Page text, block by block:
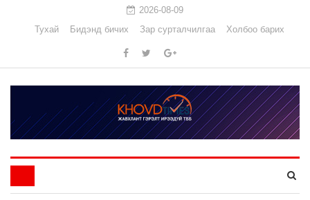
2026-08-09
Тухай
Бидэнд бичих Зар сурталчилгаа Холбоо барих